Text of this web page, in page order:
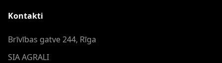
Kontakti
Brīvības gatve 244, Rīga
SIA AGRALI